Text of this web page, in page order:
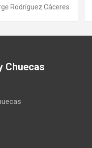
Rodríguez Cáceres
Chuecas